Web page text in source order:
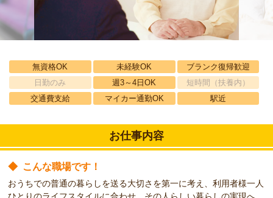
無資格OK 未経験OK
ブランク復帰歓迎
日勤のみ
週3～4日OK
短時間（扶養内）
交通費支給
マイカー通勤OK 駅近
お仕事内容
◆ こんな職場です！
おうちでの普通の暮らしを送る大切さを第一に考え、利用者様一人